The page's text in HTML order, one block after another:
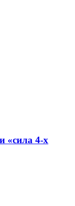
«сила 4-х